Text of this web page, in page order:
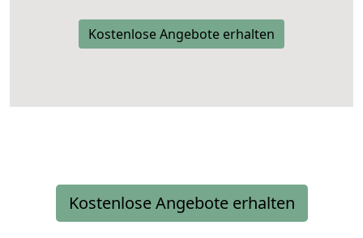
Kostenlose Angebote erhalten
Kostenlose Angebote erhalten